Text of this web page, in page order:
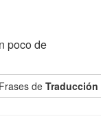
poco de
deTraducción